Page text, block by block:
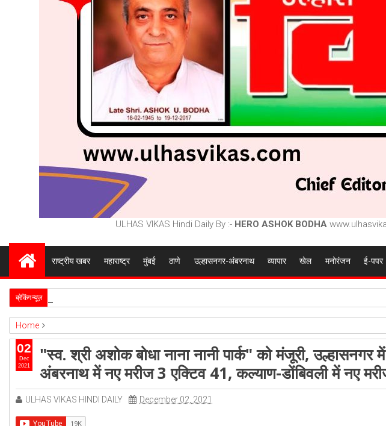
ULHAS VIKAS Hindi Daily By :- HERO ASHOK BODHA
राष्ट्रीय खबर महाराष्ट्र मुंबई ठाणे उल्हासनगर-अंबरनाथ व्यापार खेल मनोरंजन ई-पपर
ब्रेकिंग न्यूज़
Home
ambernath
Featured kalyan
ulhasnagar
"स्व. श्री अशोक बोधा नाना नानी पार्क" को मंजूरी, उल्हासनगर में नए मरीज 2 एक्टिव 23, अंबरनाथ में नए मरीज 3 एक्टिव 41,
"स्व. श्री अशोक बोधा नाना नानी पार्क" को मंजूरी,
अंबरनाथ में नए मरीज 3 एक्टिव 41, कल्याण-डोंबिवली में नए
ULHAS VIKAS HINDI DAILY December 02, 2021
02
Dec
2021